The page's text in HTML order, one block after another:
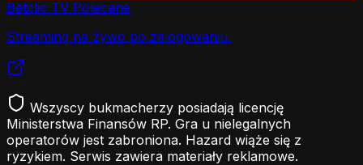
Betclic TV Polecane
Streaming na żywo po zalogowaniu.
Wszyscy bukmacherzy posiadają licencję
Ministerstwa Finansów RP. Gra u nielegalnych
operatorów jest zabroniona. Hazard wiąże się z
ryzykiem. Serwis zawiera materiały reklamowe.